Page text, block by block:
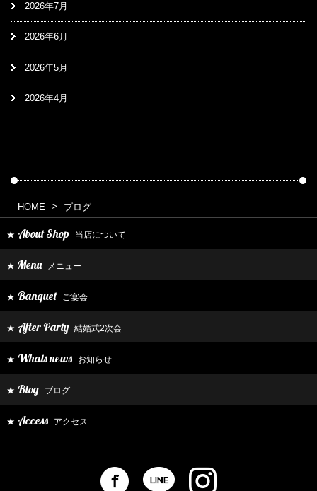
2026年7月
2026年6月
2026年5月
2026年4月
HOME ブログ
★ About Shop 当店について
★ Menu メニュー
★ Banquet ご宴会
★ After Party 結婚式2次会
★ Whats news お知らせ
★ Blog ブログ
★ Access アクセス